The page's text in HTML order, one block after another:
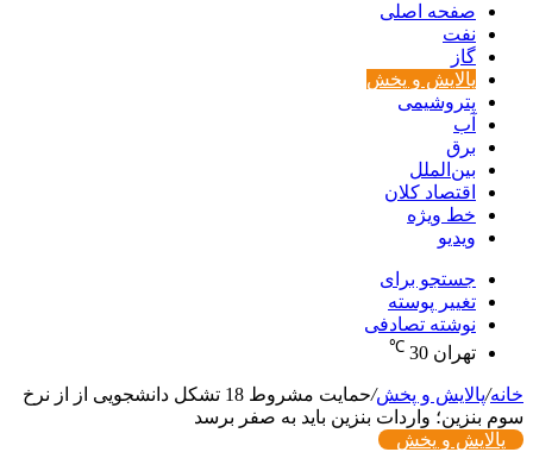
صفحه اصلی
نفت
گاز
پالایش و پخش
پتروشیمی
آب
برق
بین‌الملل
اقتصاد کلان
خط ویژه
ویدیو
جستجو برای
تغییر پوسته
نوشته تصادفی
تهران 30
℃
خانه/پالایش و پخش/
حمایت مشروط 18 تشکل دانشجویی از از نرخ
سوم بنزین؛ واردات بنزین باید به صفر برسد
پالایش و پخش